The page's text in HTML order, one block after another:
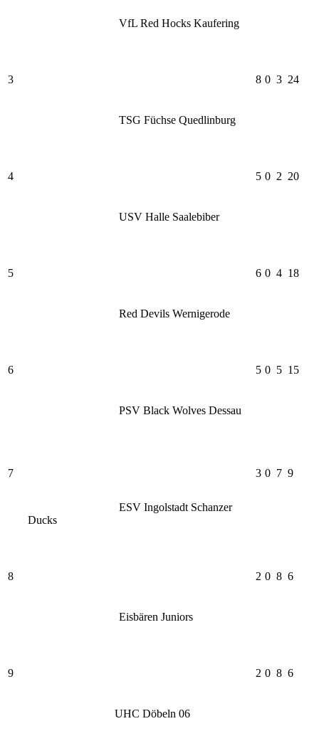
VfL Red Hocks Kaufering
3
TSG Füchse Quedlinburg
8 0 3 24
4
USV Halle Saalebiber
5 0 2 20
5
Red Devils Wernigerode
6 0 4 18
6
PSV Black Wolves Dessau
5 0 5 15
7
ESV Ingolstadt Schanzer
Ducks
3 0 7 9
8
Eisbären Juniors
2 0 8 6
9
UHC Döbeln 06
2 0 8 6